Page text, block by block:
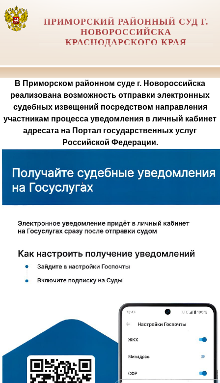
ПРИМОРСКИЙ РАЙОННЫЙ СУД Г.
НОВОРОССИЙСКА
КРАСНОДАРСКОГО КРАЯ
В Приморском районном суде г. Новороссийска
реализована возможность отправки электронных
судебных извещений посредством направления
участникам процесса уведомления в личный кабинет
адресата на Портал государственных услуг
Российской Федерации.